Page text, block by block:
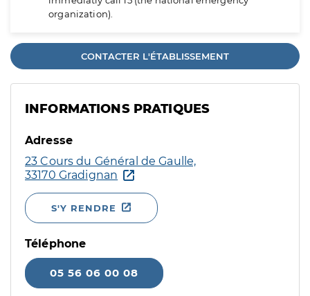
organization).
CONTACTER L'ÉTABLISSEMENT
INFORMATIONS PRATIQUES
Adresse
23 Cours du Général de Gaulle,
33170 Gradignan
S'Y RENDRE
Téléphone
05 56 06 00 08